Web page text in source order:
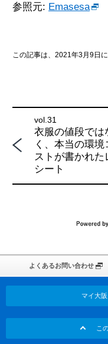
参照元: Emasesa
この記事は、2021年3月9日に
vol.31
衣服の値段では
く、本当の環境
ストが書かれた
シート
よくあるお問い合わせ
マイ大
こ